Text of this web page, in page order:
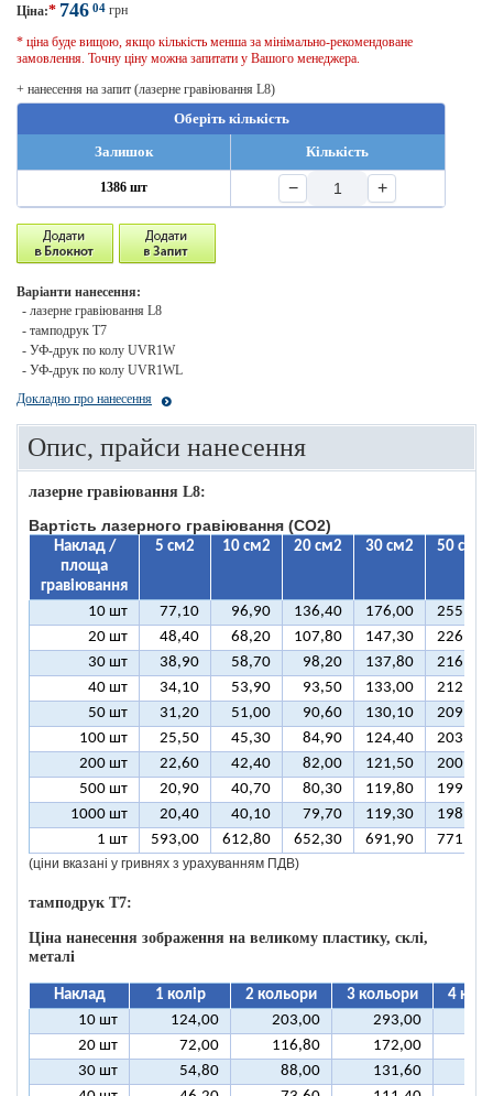
Ціна:* 746 04 грн
* ціна буде вищою, якщо кількість менша за мінімально-рекомендоване
замовлення. Точну ціну можна запитати у Вашого менеджера.
+ нанесення на запит (лазерне гравіювання L8)
Оберіть кількість
Залишок
Кількість
1386 шт − +
Варіанти нанесення:
- лазерне гравіювання L8
- тамподрук T7
- УФ-друк по колу UVR1W
- УФ-друк по колу UVR1WL
Докладно про нанесення
Опис, прайси нанесення
лазерне гравіювання L8:
Вартість лазерного гравіювання (CO2)
Наклад /
площа
гравіювання
5 см2 10 см2 20 см2 30 см2 50 см2
10 шт 77,10 96,90 136,40 176,00
255,10
20 шт
48,40 68,20 107,80 147,30
226,50
30 шт
38,90 58,70 98,20 137,80
216,90
40 шт
34,10 53,90 93,50 133,00
212,10
50 шт
31,20 51,00 90,60 130,10
209,30
100 шт
25,50 45,30 84,90 124,40
203,50
200 шт
22,60 42,40 82,00 121,50
200,70
500 шт
20,90 40,70 80,30 119,80
199,00
1000 шт
20,40 40,10 79,70 119,30
198,40
1 шт
593,00 612,80 652,30 691,90 771,00
(ціни вказані у гривнях з урахуванням ПДВ)
тамподрук T7:
Ціна нанесення зображення на великому пластику, склі,
металі
Наклад 1 колір 2 кольори 3 кольори
4
10 шт
124,00 203,00 293,00
20 шт
72,00 116,80 172,00
30 шт
54,80 88,00 131,60